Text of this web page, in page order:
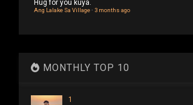
Hug for you kuya.
Ang Lalake Sa Village· 3 months ago
MONTHLY TOP 10
1